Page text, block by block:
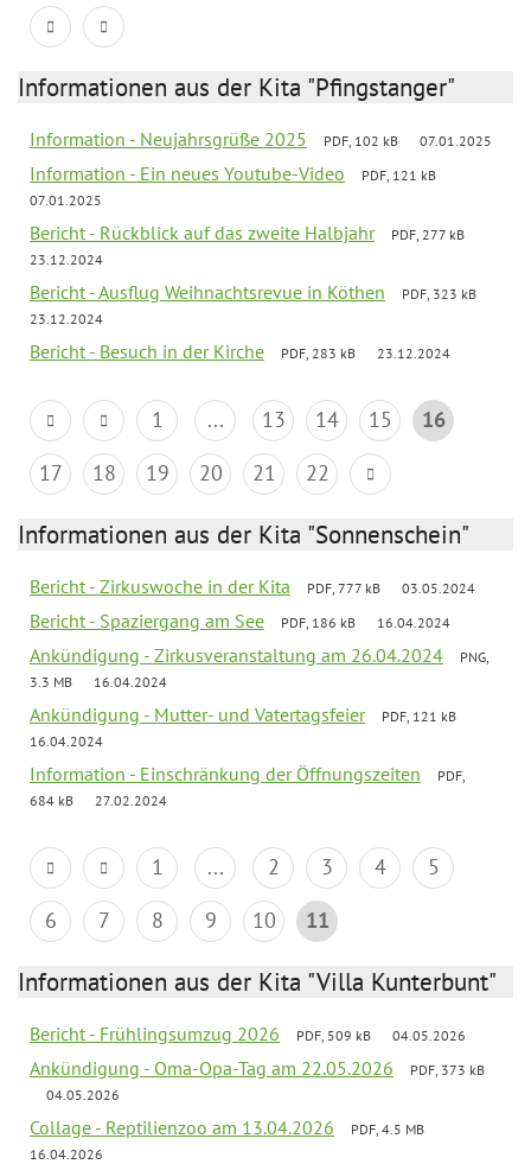
Informationen aus der Kita "Pfingstanger"
Information - Neujahrsgrüße 2025 PDF, 102 kB 07.01.2025
Information - Ein neues Youtube-Video
PDF, 121 kB
07.01.2025
Bericht - Rückblick auf das zweite Halbjahr
PDF, 277 kB
23.12.2024
Bericht - Ausflug Weihnachtsrevue in Köthen
PDF, 323 kB
23.12.2024
Bericht - Besuch in der Kirche PDF, 283 kB 23.12.2024
1 ... 13 14 15
16
17
18 19 20 21 22
Informationen aus der Kita "Sonnenschein"
Bericht - Zirkuswoche in der Kita PDF, 777 kB 03.05.2024
Bericht - Spaziergang am See PDF, 186 kB 16.04.2024
Ankündigung - Zirkusveranstaltung am 26.04.2024
PNG,
3.3 MB
16.04.2024
Ankündigung - Mutter- und Vatertagsfeier
PDF, 121 kB
16.04.2024
Information - Einschränkung der Öffnungszeiten
PDF,
684 kB
27.02.2024
1 ... 2 3 4
5
6
7 8 9 10 11
Informationen aus der Kita "Villa Kunterbunt"
Bericht - Frühlingsumzug 2026 PDF, 509 kB 04.05.2026
Ankündigung - Oma-Opa-Tag am 22.05.2026
PDF, 373 kB
04.05.2026
Collage - Reptilienzoo am 13.04.2026
PDF, 4.5 MB
16.04.2026